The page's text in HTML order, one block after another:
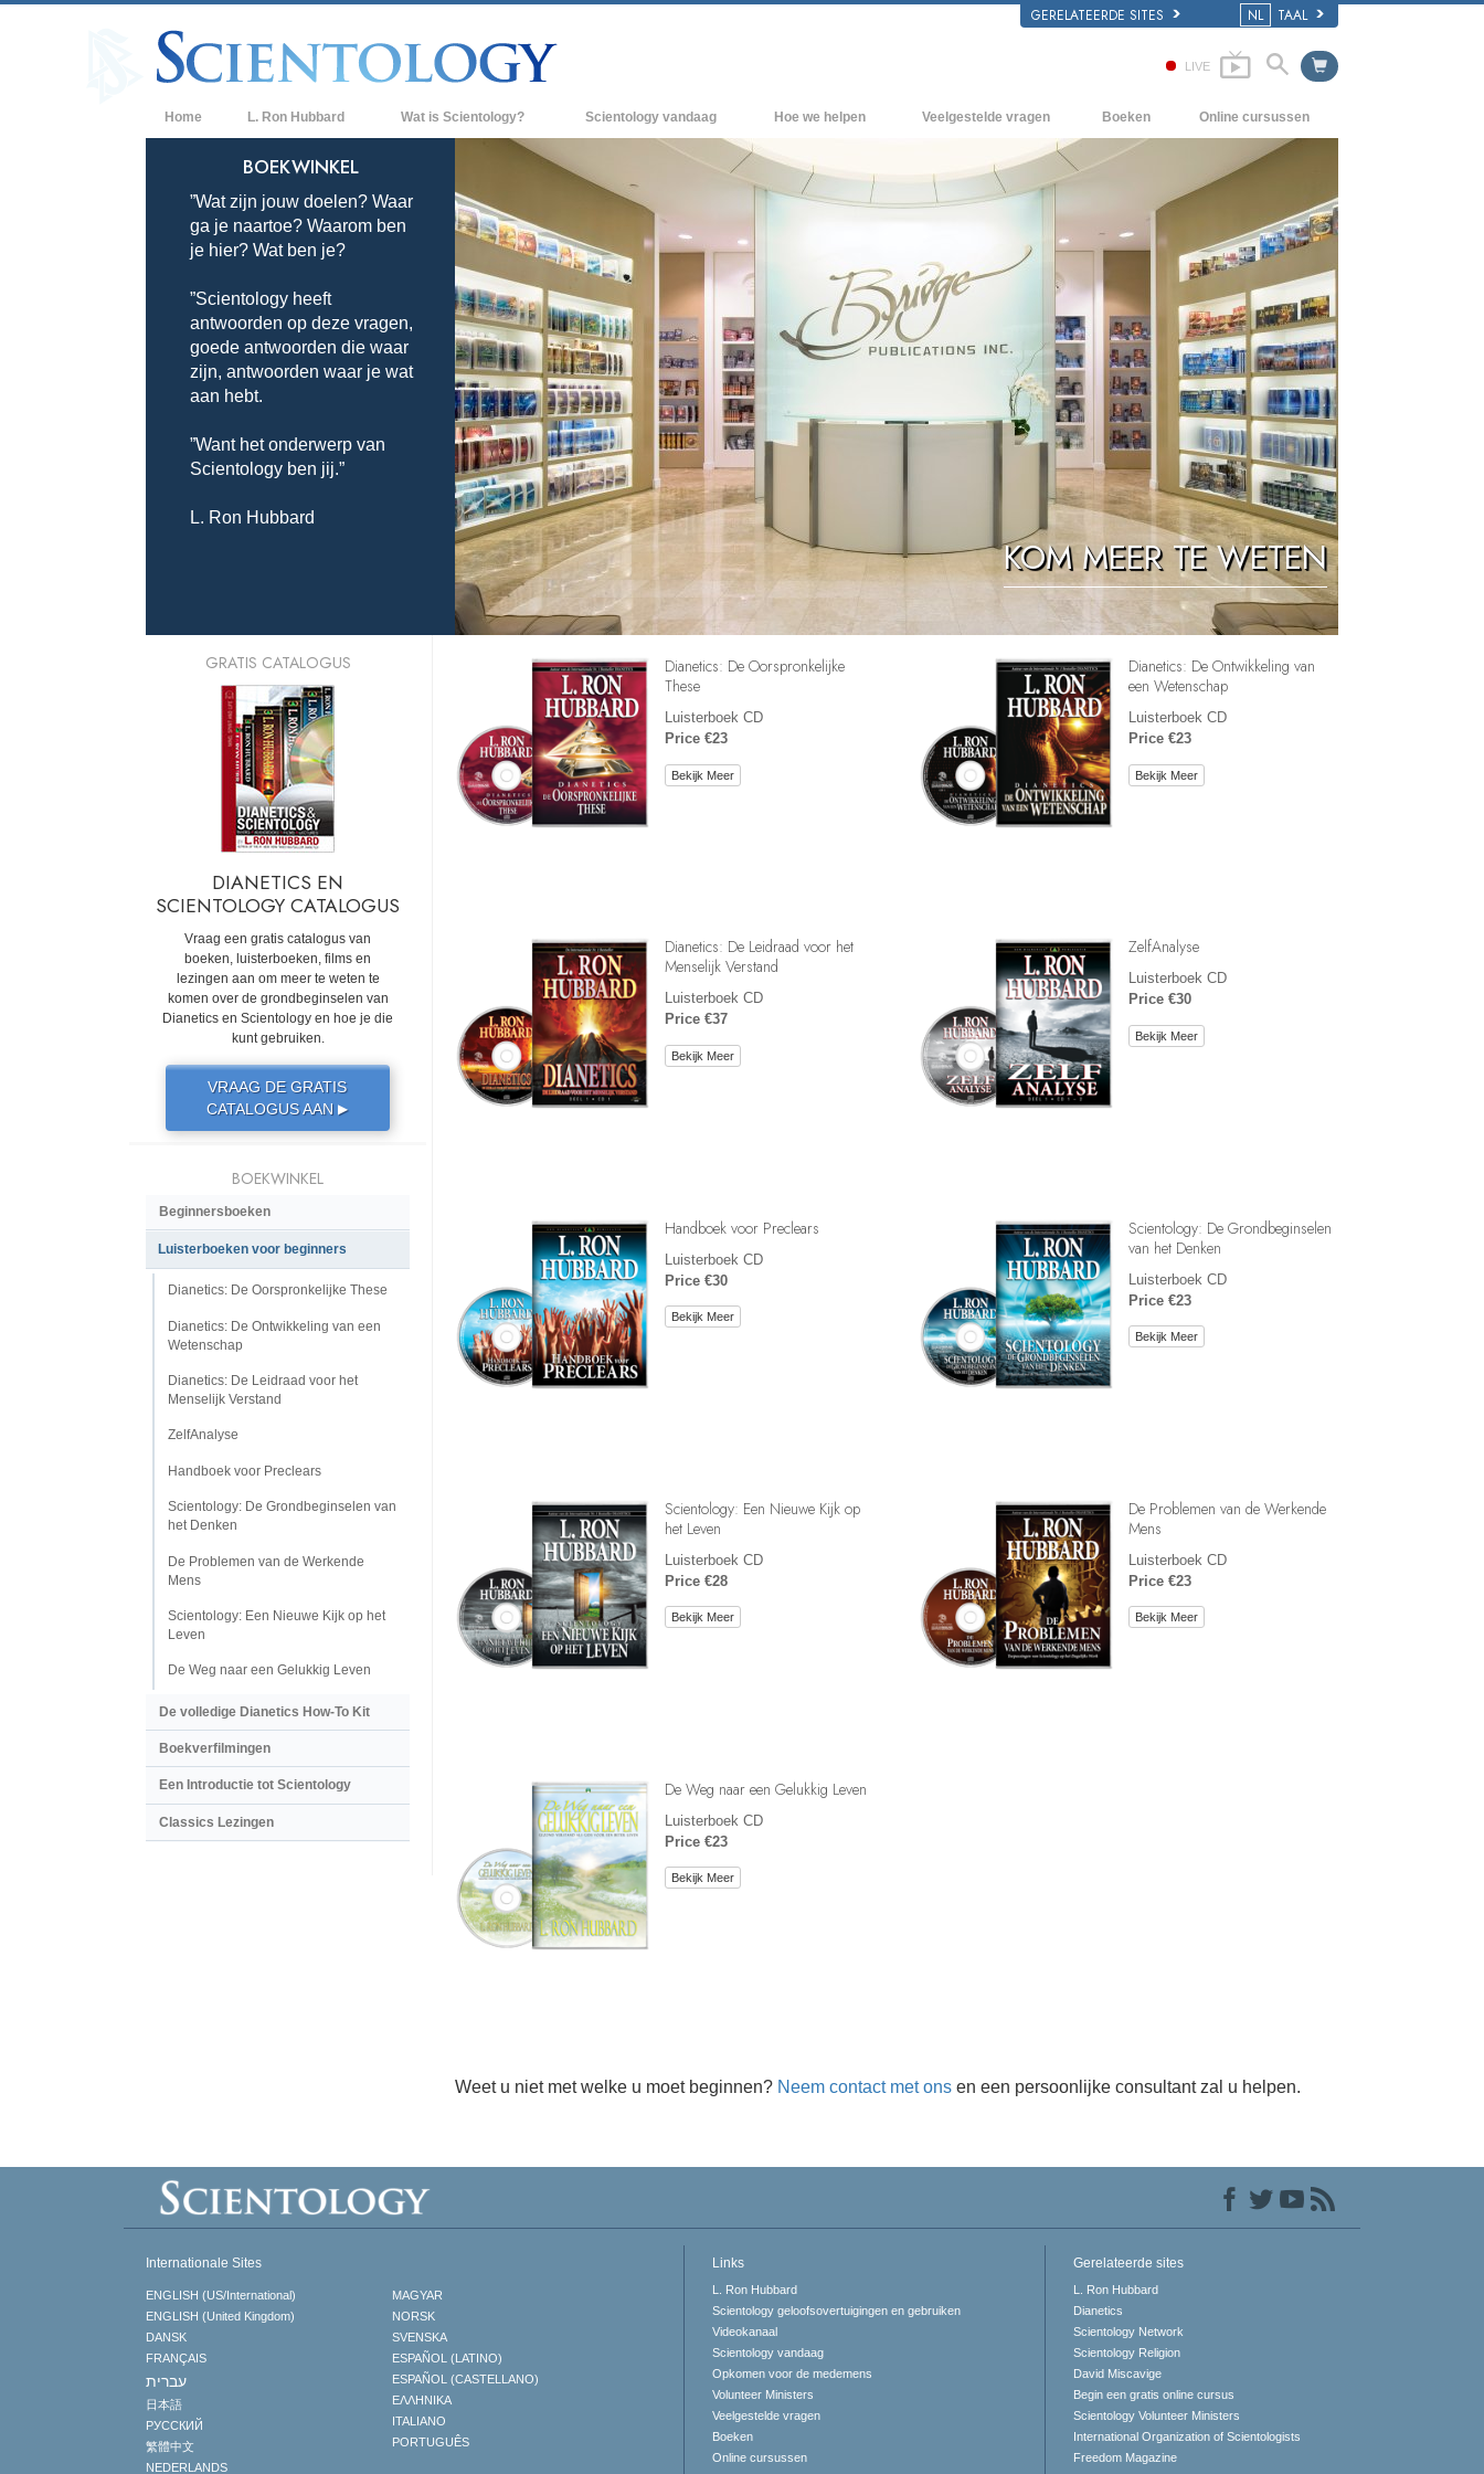
GERELATEERDE SITES NL TAAL
LIVE
Home L. Ron Hubbard Wat is Scientology?
Overtuigingen & Praktijken
De Credo’s en Codes van Scientology
Wat scientologen zeggen over
Maak kennis met een scientoloog
Binnen in een Kerk
De Grondbeginselen van Scientology
Een Inleiding tot Dianetics
Liefde en Haat –
Wat is Grootheid?
Scientology vandaag
Nieuwe Scientology Kerken
Hogere Organisaties
Flag Land Base
Freewinds
Scientology beschikbaar maken voor de
hele wereld
David Miscavige - Kerkelijk Leider van
Scientology
Hoe we helpen Veelgestelde vragen
Achtergrond en Grondbeginselen
Binnen in een Kerk
De organisatie van Scientology
Boeken
Beginnersboeken
Luisterboeken
Introductielezingen
Films
Online cursussen
Hoe men Conflicten moet oplossen
De Drijfveren van het Bestaan
De Componenten van Begrip
Oplossingen voor een Gevaarlijke
Omgeving
Assisten voor Ziektes en Verwondingen
Integriteit en Eerlijkheid
Het Huwelijk
De Toonschaal van Emoties
Oplossingen voor het Drugsprobleem
Kinderen
Hulpmiddelen bij het Dagelijks Werk
Ethiek en de Condities
De Oorzaak van Onderdrukking
Feitenonderzoek
De Grondbeginselen van Organiseren
De Grondslagen van Public Relations
KOM MEER TE WETEN
BOEKWINKEL
”Wat zijn jouw doelen? Waar
ga je naartoe? Waarom ben
je hier? Wat ben je?
”Scientology heeft
antwoorden op deze vragen,
goede antwoorden die waar
zijn, antwoorden waar je wat
aan hebt.
”Want het onderwerp van
Scientology ben jij.”
L. Ron Hubbard
Dianetics: De Oorspronkelijke
These
Luisterboek CD
Price €23
Bekijk Meer
Dianetics: De Ontwikkeling van
een Wetenschap
Luisterboek CD
Price €23
Bekijk Meer
Dianetics: De Leidraad voor het
Menselijk Verstand
Luisterboek CD
Price €37
Bekijk Meer
ZelfAnalyse
Luisterboek CD
Price €30
Bekijk Meer
Handboek voor Preclears
Luisterboek CD
Price €30
Bekijk Meer
Scientology: De Grondbeginselen
van het Denken
Luisterboek CD
Price €23
Bekijk Meer
Scientology: Een Nieuwe Kijk op
het Leven
Luisterboek CD
Price €28
Bekijk Meer
De Problemen van de Werkende
Mens
Luisterboek CD
Price €23
Bekijk Meer
De Weg naar een Gelukkig Leven
Luisterboek CD
Price €23
Bekijk Meer
Weet u niet met welke u moet beginnen? Neem contact met ons en een persoonlijke consultant zal u helpen.
GRATIS CATALOGUS
DIANETICS EN
SCIENTOLOGY CATALOGUS
Vraag een gratis catalogus van
boeken, luisterboeken, films en
lezingen aan om meer te weten te
komen over de grondbeginselen van
Dianetics en Scientology en hoe je die
kunt gebruiken.
VRAAG DE GRATIS
CATALOGUS AAN▶
BOEKWINKEL
Beginnersboeken
Luisterboeken voor beginners
Dianetics: De Oorspronkelijke These
Dianetics: De Ontwikkeling van een
Wetenschap
Dianetics: De Leidraad voor het
Menselijk Verstand
ZelfAnalyse
Handboek voor Preclears
Scientology: De Grondbeginselen van
het Denken
De Problemen van de Werkende
Mens
Scientology: Een Nieuwe Kijk op het
Leven
De Weg naar een Gelukkig Leven
De volledige Dianetics How-To Kit
Boekverfilmingen
Een Introductie tot Scientology
Classics Lezingen
Internationale Sites
ENGLISH (US/International)
ENGLISH (United Kingdom)
DANSK
FRANÇAIS
עברית
日本語
РУССКИЙ
繁體中文
NEDERLANDS
MAGYAR
NORSK
SVENSKA
ESPAÑOL (LATINO)
ESPAÑOL (CASTELLANO)
ΕΛΛΗΝΙΚA
ITALIANO
PORTUGUÊS
Links
L. Ron Hubbard
Scientology geloofsovertuigingen en gebruiken
Videokanaal
Scientology vandaag
Opkomen voor de medemens
Volunteer Ministers
Veelgestelde vragen
Boeken
Online cursussen
Gerelateerde sites
L. Ron Hubbard
Dianetics
Scientology Network
Scientology Religion
David Miscavige
Begin een gratis online cursus
Scientology Volunteer Ministers
International Organization of Scientologists
Freedom Magazine